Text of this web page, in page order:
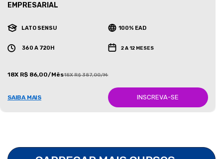
EMPRESARIAL
LATO SENSU 100% EAD
360 A 720H 2 A 12 MESES
18X R$ 86,00/Mês18X R$ 387,00/Mês
SAIBA MAIS INSCREVA-SE